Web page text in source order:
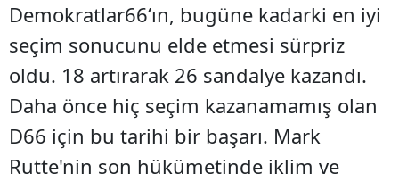
Demokratlar66‘ın, bugüne kadarki en iyi
seçim sonucunu elde etmesi sürpriz
oldu. 18 artırarak 26 sandalye kazandı.
Daha önce hiç seçim kazanamamış olan
D66 için bu tarihi bir başarı. Mark
Rutte'nin son hükümetinde iklim ve